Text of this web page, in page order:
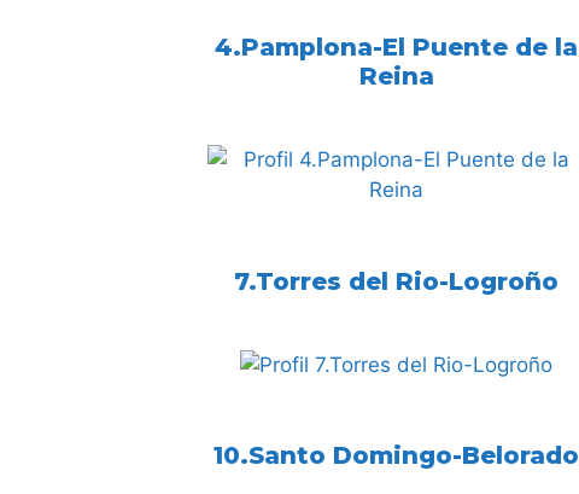
4.Pamplona-El Puente de la
Reina
7.Torres del Rio-Logroño
10.Santo Domingo-Belorado